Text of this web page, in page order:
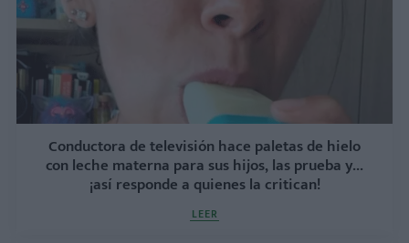
Conductora de televisión hace paletas de hielo
con leche materna para sus hijos, las prueba y...
¡así responde a quienes la critican!
LEER